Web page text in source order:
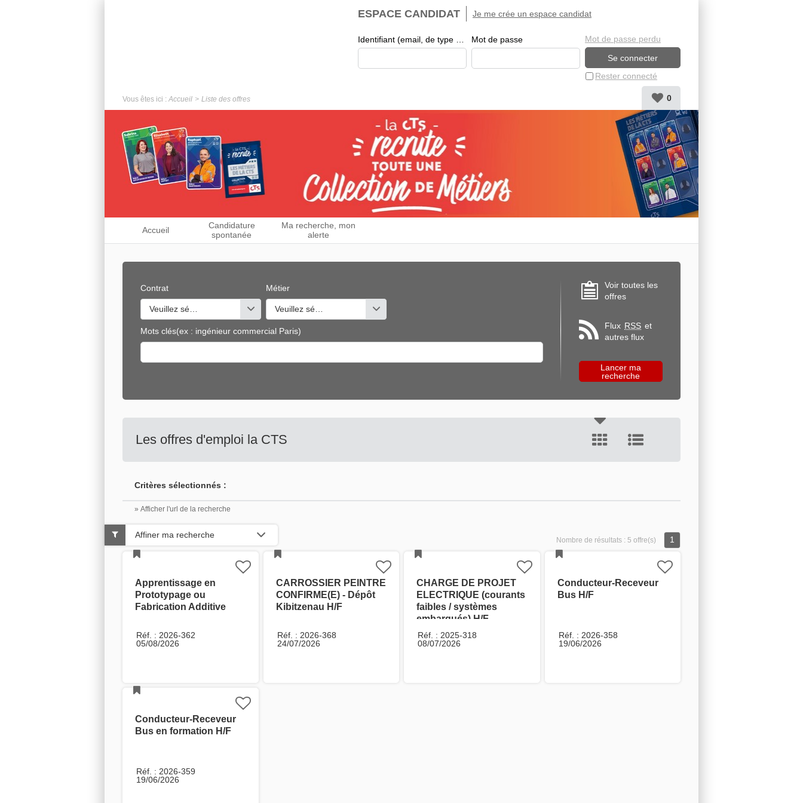
ESPACE CANDIDAT
Mot de passe
Rester connecté
Mot de passe perdu
Je me crée un espace candidat
Vous êtes ici : Accueil Liste des offres 0
Accueil
Candidature
spontanée
Ma recherche, mon
alerte
Contrat
Veuillez sélectionner une ou des valeurs
Métier
Veuillez sélectionner une ou des valeurs
Mots clés(ex : ingénieur commercial Paris)
Voir toutes les
offres
Flux RSS et
autres flux
Les offres d'emploi la CTS
Critères sélectionnés :
» Afficher l'url de la recherche
Nombre de résultats : 5 offre(s) 1
Apprentissage en
Prototypage ou
Fabrication Additive
Réf. : 2026-362
05/08/2026
CARROSSIER PEINTRE
CONFIRME(E) - Dépôt
Kibitzenau H/F
Réf. : 2026-368
24/07/2026
CHARGE DE PROJET
ELECTRIQUE (courants
faibles / systèmes
embarqués) H/F
Réf. : 2025-318
08/07/2026
Conducteur-Receveur
Bus H/F
Réf. : 2026-358
19/06/2026
Conducteur-Receveur
Bus en formation H/F
Réf. : 2026-359
19/06/2026
Affiner ma recherche